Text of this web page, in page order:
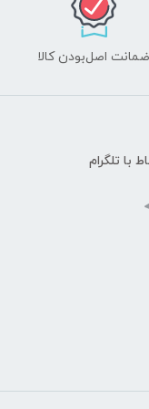
ضمانت اصل‌بودن کالا
با تلگرام